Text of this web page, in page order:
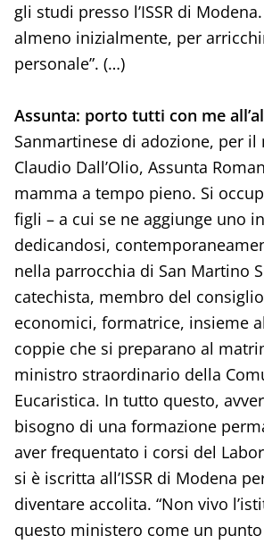
gli studi presso l’ISSR di
almeno inizialmente, per
personale”. (…)
Assunta: porto tutti con me
Sanmartinese di adozione, per
Claudio Dall’Olio, Assunta
mamma a tempo pieno. Si
figli – a cui se ne aggiunge uno
dedicandosi,
nella parrocchia di San Martino
catechista, membro del
economici, formatrice, insieme
coppie che si preparano al
ministro straordinario della
Eucaristica. In tutto questo,
bisogno di una formazione
aver frequentato i corsi del
si è iscritta all’ISSR di Modena
diventare accolita. “Non vivo
questo ministero come un